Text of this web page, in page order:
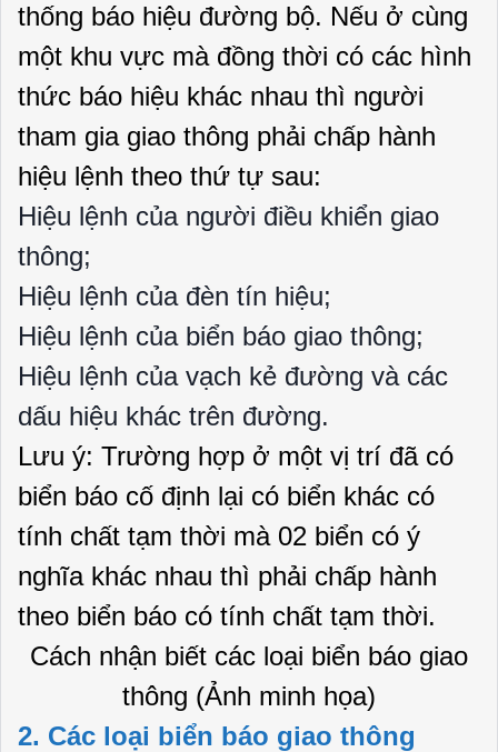
thống báo hiệu đường bộ. Nếu ở cùng
một khu vực mà đồng thời có các hình
thức báo hiệu khác nhau thì người
tham gia giao thông phải chấp hành
hiệu lệnh theo thứ tự sau:
Hiệu lệnh của người điều khiển giao
thông;
Hiệu lệnh của đèn tín hiệu;
Hiệu lệnh của biển báo giao thông;
Hiệu lệnh của vạch kẻ đường và các
dấu hiệu khác trên đường.
Lưu ý: Trường hợp ở một vị trí đã có
biển báo cố định lại có biển khác có
tính chất tạm thời mà 02 biển có ý
nghĩa khác nhau thì phải chấp hành
theo biển báo có tính chất tạm thời.
Cách nhận biết các loại biển báo giao
thông (Ảnh minh họa)
2. Các loại biển báo giao thông